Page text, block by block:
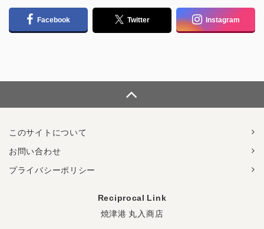
Facebook Twitter Instagram
このサイトについて
お問い合わせ
プライバシーポリシー
Reciprocal Link
焼津港 丸入商店